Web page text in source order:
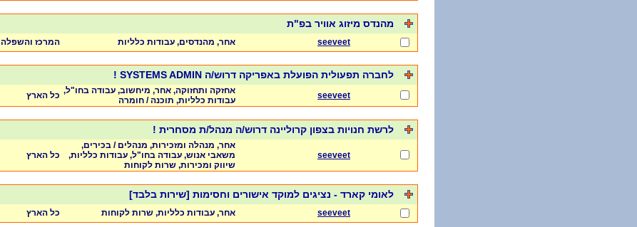
מהנדס מיזוג אוויר בפ"ת
seeveet אחר, מהנדסים, עבודות כלליות המרכז והשפלה
לחברה תפעולית הפועלת באפריקה דרוש/ה SYSTEMS ADMIN !
seeveet
אחזקה ותחזוקה, אחר, מיחשוב, עבודה בחו"ל,
עבודות כלליות, תוכנה / חומרה
כל הארץ
לרשת חנויות בצפון קרוליינה דרוש/ה מנהל/ת מסחרית !
seeveet
אחר, מנהלה ומזכירות, מנהלים / בכירים,
משאבי אנוש, עבודה בחו"ל, עבודות כלליות,
שיווק ומכירות, שרות לקוחות
כל הארץ
לאומי קארד - נציגים למוקד אישורים וחסימות [שירות בלבד]
seeveet אחר, עבודות כלליות, שרות לקוחות כל הארץ